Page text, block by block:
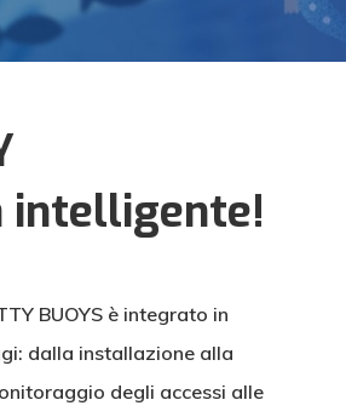
intelligente!
BUOYS è integrato in
dalla installazione alla
degli accessi alle